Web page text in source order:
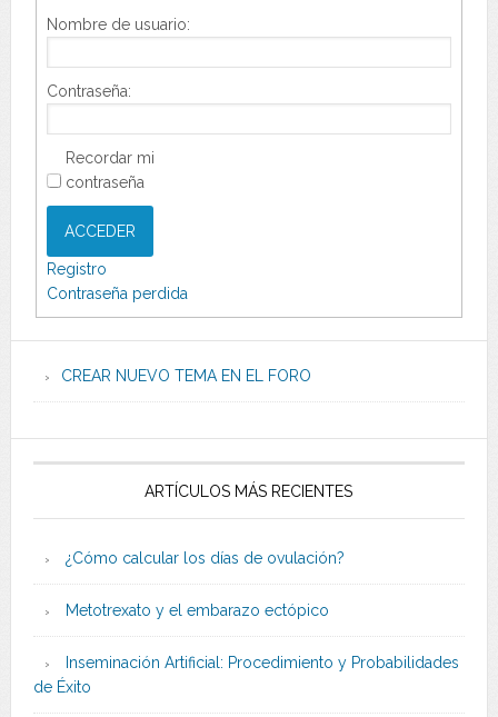
Nombre de usuario:
Contraseña:
Recordar mi
contraseña
ACCEDER
Registro
Contraseña perdida
CREAR NUEVO TEMA EN EL FORO
ARTÍCULOS MÁS RECIENTES
¿Cómo calcular los días de ovulación?
Metotrexato y el embarazo ectópico
Inseminación Artificial: Procedimiento y Probabilidades
de Éxito